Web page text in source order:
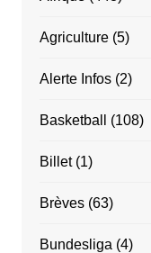
Agriculture(5)
Alerte Infos(2)
Basketball (108)
Billet(1)
Brèves(63)
Bundesliga (4)